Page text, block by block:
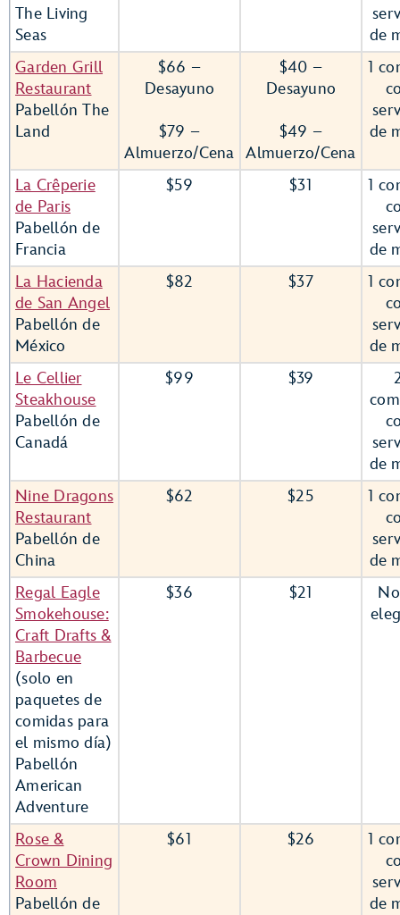
The Living
Seas
de
Garden Grill
Restaurant
Pabellón The
Land
$66 –
Desayuno
$79 –
Almuerzo/Cena
$40 –
Desayuno
$49 –
Almuerzo/Cena
1
de
La Crêperie
de Paris
Pabellón de
Francia
$59 $31
1
de
La Hacienda
de San Angel
Pabellón de
México
$82 $37
1
de
Le Cellier
Steakhouse
Pabellón de
Canadá
$99 $39
de
Nine Dragons
Restaurant
Pabellón de
China
$62 $25
1
de
Regal Eagle
Smokehouse:
Craft Drafts &
Barbecue
(solo en
paquetes de
comidas para
el mismo día)
Pabellón
American
Adventure
$36 $21
Rose &
Crown Dining
Room
Pabellón de
$61 $26
1
de